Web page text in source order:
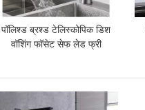
पॉलिश्ड ब्रश्ड टेलिस्कोपिक डिश
वॉशिंग फॉसेट सेफ लेड फ्री